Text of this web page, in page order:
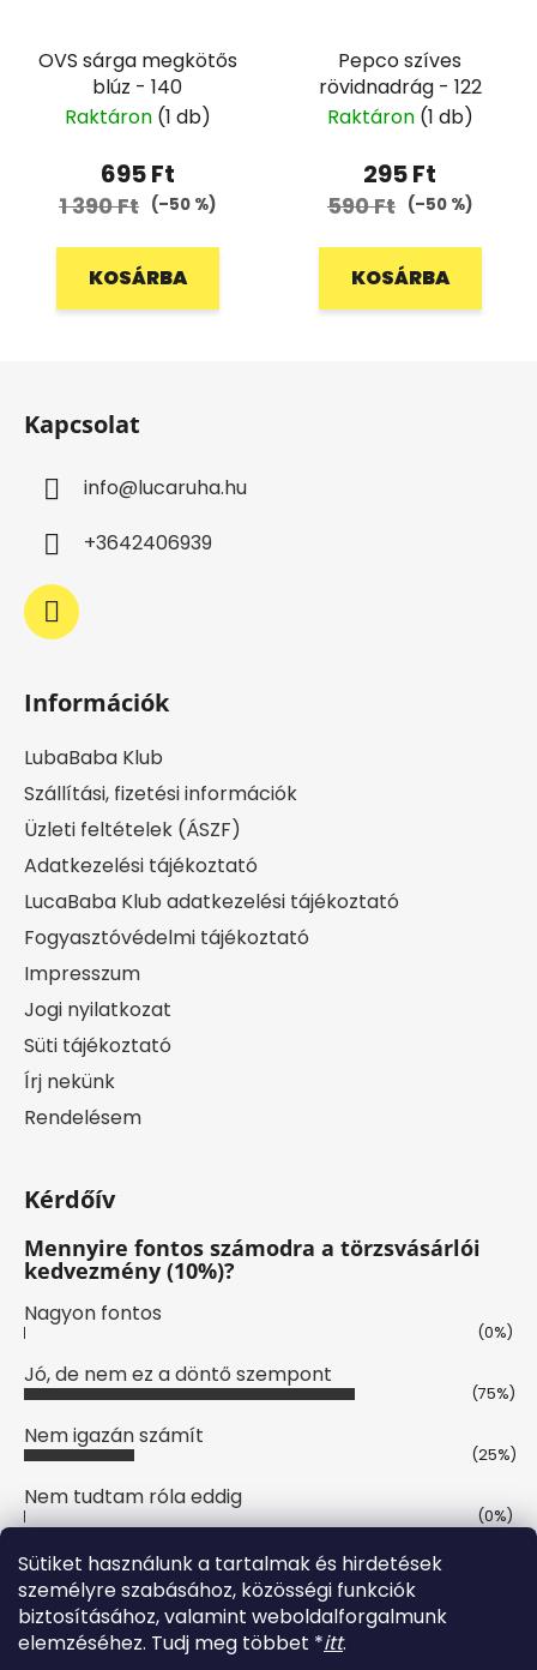
Sütiket használunk a tartalmak és hirdetések
személyre szabásához, közösségi funkciók
biztosításához, valamint weboldalforgalmunk
elemzéséhez. Tudj meg többet *itt.
OVS sárga megkötős
blúz - 140
Raktáron (1 db)
695 Ft
1 390 Ft (–50 %)
KOSÁRBA
Pepco szíves
rövidnadrág - 122
Raktáron (1 db)
295 Ft
590 Ft (–50 %)
KOSÁRBA
Kapcsolat
info@lucaruha.hu
+3642406939
Információk
LubaBaba Klub
Szállítási, fizetési információk
Üzleti feltételek (ÁSZF)
Adatkezelési tájékoztató
LucaBaba Klub adatkezelési tájékoztató
Fogyasztóvédelmi tájékoztató
Impresszum
Jogi nyilatkozat
Süti tájékoztató
Írj nekünk
Rendelésem
Kérdőív
Mennyire fontos számodra a törzsvásárlói
kedvezmény (10%)?
Nagyon fontos
(0%)
Jó, de nem ez a döntő szempont
(75%)
Nem igazán számít
(25%)
Nem tudtam róla eddig
(0%)
Szavazatok száma:8
Online fizetési lehetőséget biztosítunk